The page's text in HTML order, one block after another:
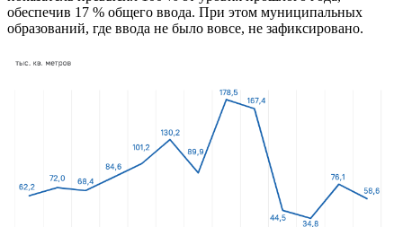
обеспечив 17 % общего ввода. При этом муниципальных
образований, где ввода не было вовсе, не зафиксировано.